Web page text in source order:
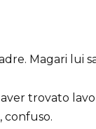
Magari lui
trovato
confuso.